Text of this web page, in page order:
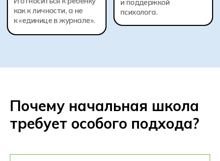
Почему начальная школа
требует особого подхода?